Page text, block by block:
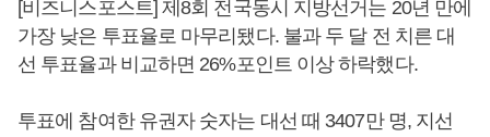
[비즈니스포스트] 제8회 전국동시 지방선거는 20년 만에
가장 낮은 투표율로 마무리됐다. 불과 두 달 전 치른 대
선 투표율과 비교하면 26%포인트 이상 하락했다.
투표에 참여한 유권자 숫자는 대선 때 3407만 명, 지선